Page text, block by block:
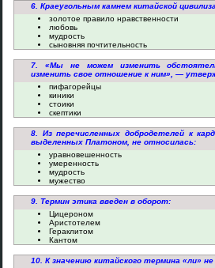
6. Краеугольным камнем китайской
золотое правило нравственности
любовь
мудрость
сыновняя почтительность
7. «Мы не можем изменить
изменить свое отношение к ним», —
пифагорейцы
киники
стоики
скептики
8. Из перечисленных добродетелей к
выделенных Платоном, не относилась:
уравновешенность
умеренность
мудрость
мужество
9. Термин этика введен в оборот:
Цицероном
Аристотелем
Гераклитом
Кантом
10. К значению китайского термина «ли»